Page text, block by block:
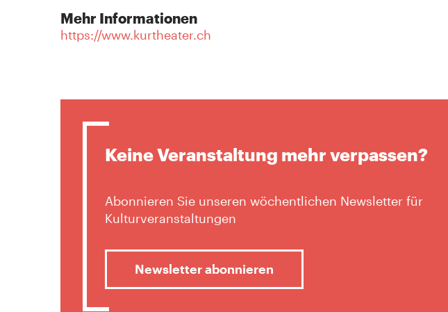
Mehr Informationen
https://www.kurtheater.ch
Keine Veranstaltung mehr verpassen?
Abonnieren Sie unseren wöchentlichen Newsletter für
Kulturveranstaltungen
Newsletter abonnieren